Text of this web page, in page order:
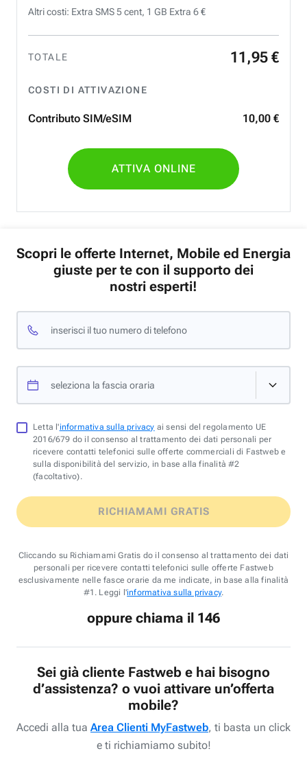
Altri costi: Extra SMS 5 cent, 1 GB Extra 6 €
TOTALE 11 ,95 €
COSTI DI ATTIVAZIONE
Contributo SIM/eSIM 10,00 €
ATTIVA ONLINE
Scopri le offerte Internet, Mobile ed Energia
giuste per te con il supporto dei
nostri esperti!
inserisci il tuo numero di telefono
seleziona la fascia oraria
Letta l'informativa sulla privacy ai sensi del regolamento UE
2016/679 do il consenso al trattamento dei dati personali per
ricevere contatti telefonici sulle offerte commerciali di Fastweb e
sulla disponibilità del servizio, in base alla finalità #2
(facoltativo).
RICHIAMAMI GRATIS
Cliccando su Richiamami Gratis do il consenso al trattamento dei dati
personali per ricevere contatti telefonici sulle offerte Fastweb
esclusivamente nelle fasce orarie da me indicate, in base alla finalità
#1. Leggi l'informativa sulla privacy.
oppure chiama il 146
Sei già cliente Fastweb e hai bisogno
d’assistenza? o vuoi attivare un’offerta
mobile?
Accedi alla tua Area Clienti MyFastweb, ti basta un click
e ti richiamiamo subito!